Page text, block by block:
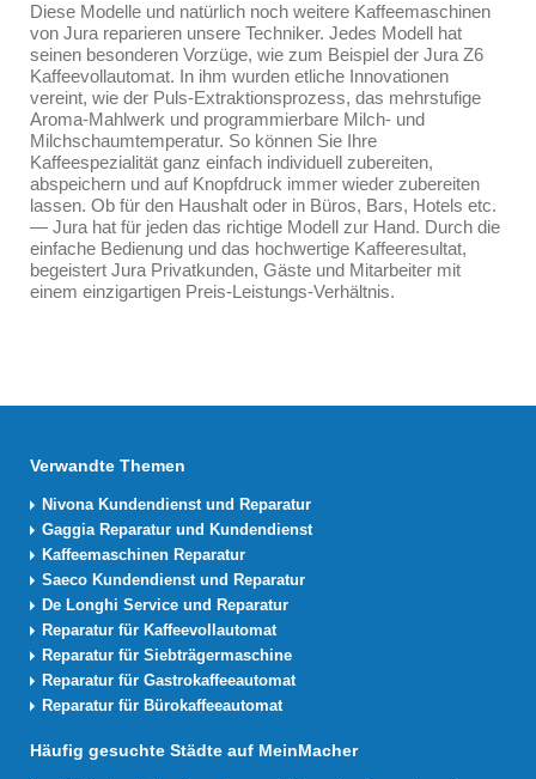
Diese Modelle und natürlich noch weitere Kaffeemaschinen
von Jura reparieren unsere Techniker. Jedes Modell hat
seinen besonderen Vorzüge, wie zum Beispiel der Jura Z6
Kaffeevollautomat. In ihm wurden etliche Innovationen
vereint, wie der Puls-Extraktionsprozess, das mehrstufige
Aroma-Mahlwerk und programmierbare Milch- und
Milchschaumtemperatur. So können Sie Ihre
Kaffeespezialität ganz einfach individuell zubereiten,
abspeichern und auf Knopfdruck immer wieder zubereiten
lassen. Ob für den Haushalt oder in Büros, Bars, Hotels etc.
— Jura hat für jeden das richtige Modell zur Hand. Durch die
einfache Bedienung und das hochwertige Kaffeeresultat,
begeistert Jura Privatkunden, Gäste und Mitarbeiter mit
einem einzigartigen Preis-Leistungs-Verhältnis.
Verwandte Themen
Nivona Kundendienst und Reparatur
Gaggia Reparatur und Kundendienst
Kaffeemaschinen Reparatur
Saeco Kundendienst und Reparatur
De Longhi Service und Reparatur
Reparatur für Kaffeevollautomat
Reparatur für Siebträgermaschine
Reparatur für Gastrokaffeeautomat
Reparatur für Bürokaffeeautomat
Häufig gesuchte Städte auf MeinMacher